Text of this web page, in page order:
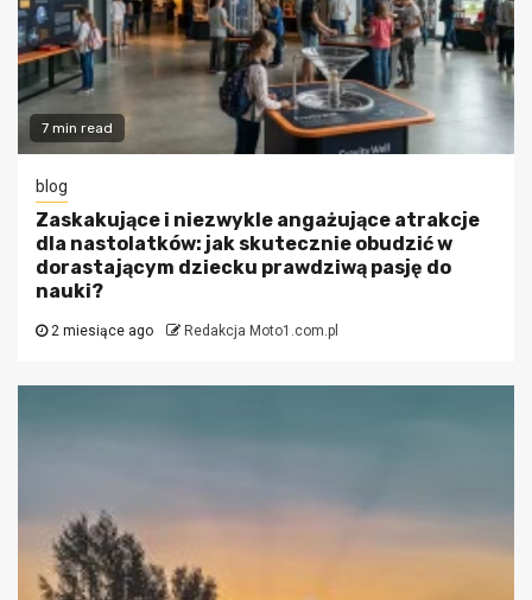
7 min read
blog
Zaskakujące i niezwykle angażujące atrakcje
dla nastolatków: jak skutecznie obudzić w
dorastającym dziecku prawdziwą pasję do
nauki?
2 miesiące ago Redakcja Moto1.com.pl